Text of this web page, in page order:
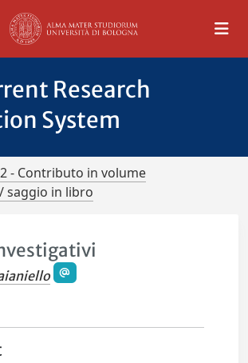
Research
System
2 - Contributo in volume
saggio in libro